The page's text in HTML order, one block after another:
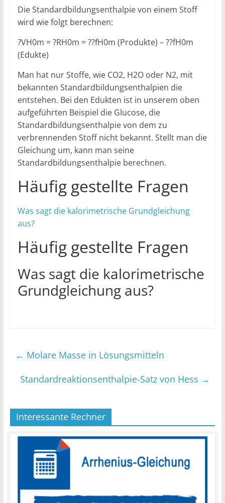
Die Standardbildungsenthalpie von einem Stoff
wird wie folgt berechnen:
?VH0m = ?RH0m = ??fH0m (Produkte) – ??fH0m
(Edukte)
Man hat nur Stoffe, wie CO2, H2O oder N2, mit
bekannten Standardbildungsenthalpien die
entstehen. Bei den Edukten ist in unserem oben
aufgeführten Beispiel die Glucose, die
Standardbildungsenthalpie von dem zu
verbrennenden Stoff nicht bekannt. Stellt man die
Gleichung um, kann man seine
Standardbildungsenthalpie berechnen.
Häufig gestellte Fragen
Was sagt die kalorimetrische Grundgleichung
aus?
Häufig gestellte Fragen
Was sagt die kalorimetrische
Grundgleichung aus?
← Molare Masse in Lösungsmitteln
Standardreaktionsenthalpie-Satz von Hess →
Interessante Rechner